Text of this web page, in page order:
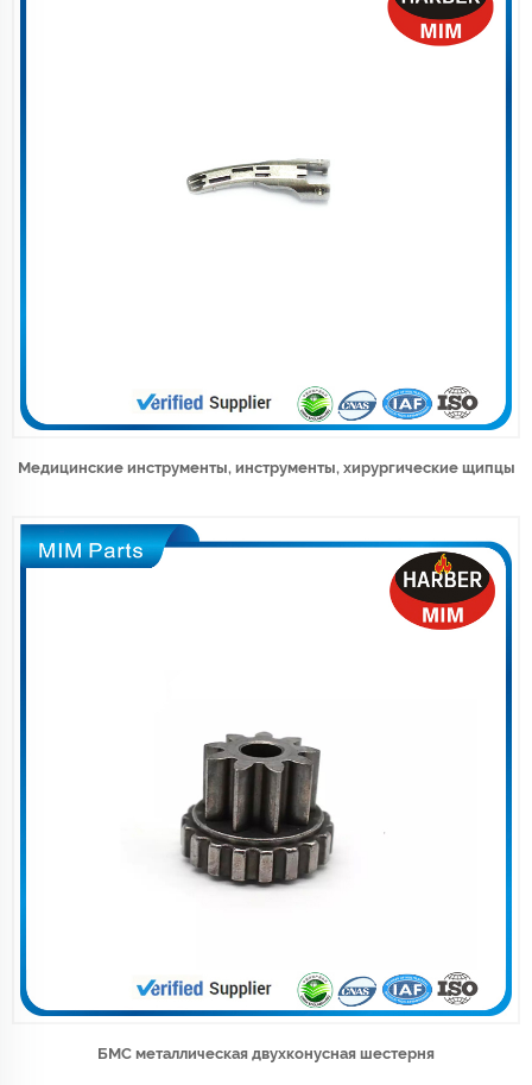
Медицинские инструменты, инструменты, хирургические щипцы
БМС металлическая двухконусная шестерня